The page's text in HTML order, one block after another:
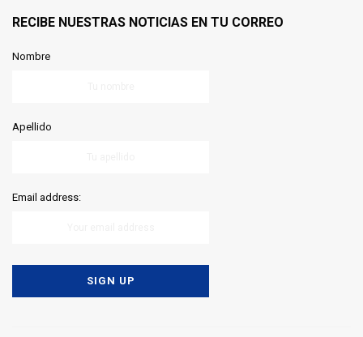
RECIBE NUESTRAS NOTICIAS EN TU CORREO
Nombre
Apellido
Email address: